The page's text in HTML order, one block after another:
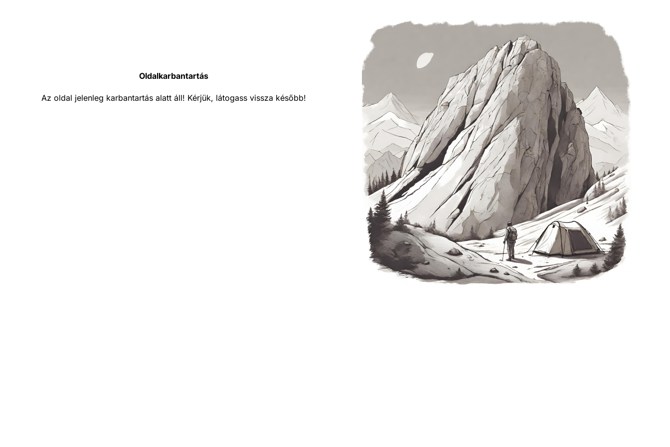
Oldalkarbantartás
Az oldal jelenleg karbantartás alatt áll! Kérjük, látogass vissza később!